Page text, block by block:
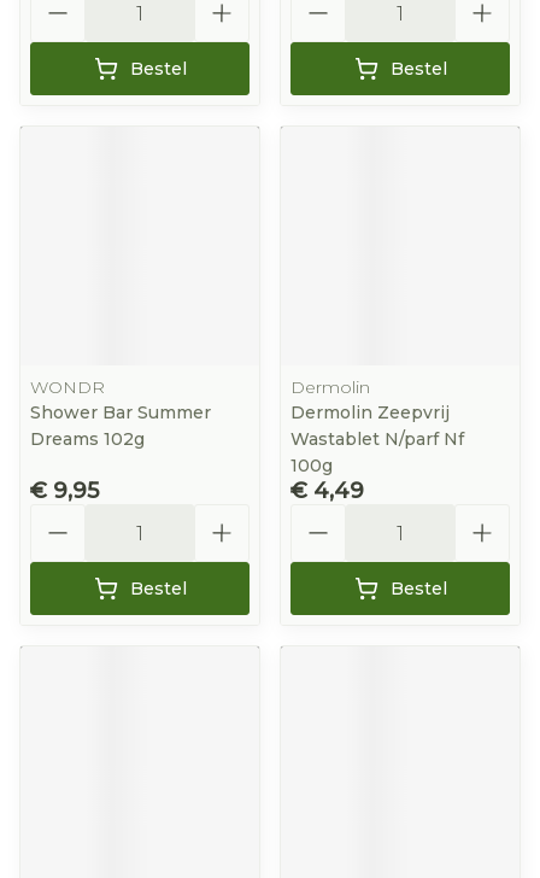
Bestel Bestel
WONDR
Shower Bar Summer
Dreams 102g
€ 9,95
Bestel
Dermolin
Dermolin Zeepvrij
Wastablet N/parf Nf
100g
€ 4,49
Bestel